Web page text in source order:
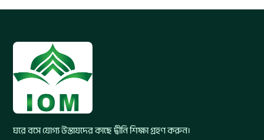
ঘরে বসে যোগ্য উস্তাযদের কাছে দ্বীনি শিক্ষা গ্রহণ করুন।